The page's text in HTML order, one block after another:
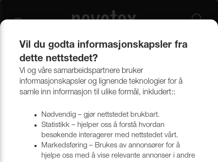
Produkter Båt og markise
Markisevev
Vil du godta informasjonskapsler fra
dette nettstedet?
Vi og våre samarbeidspartnere bruker
informasjonskapsler og lignende teknologier for å
samle inn informasjon til ulike formål, inkludert::
Nødvendig – gjør nettstedet brukbart.
Statistikk – hjelper oss å forstå hvordan
besøkende interagerer med nettstedet vårt.
Markedsføring – Brukes av annonsører for å
hjelpe oss med å vise relevante annonser i andre